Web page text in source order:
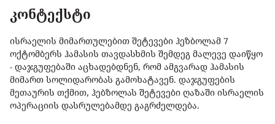
კონტექსტი
ისრაელის მიმართულებით შეტევები ჰეზბოლამ 7
ოქტომბერს ჰამასის თავდასხმის შემდეგ მალევე დაიწყო
- დაჯგუფებაში აცხადებდნენ, რომ ამგვარად ჰამასის
მიმართ სოლიდარობას გამოხატავენ. დაჯგუფების
მეთაურის თქმით, ჰებზოლას შეტევები ღაზაში ისრაელის
ოპერაციის დასრულებამდე გაგრძელდება.